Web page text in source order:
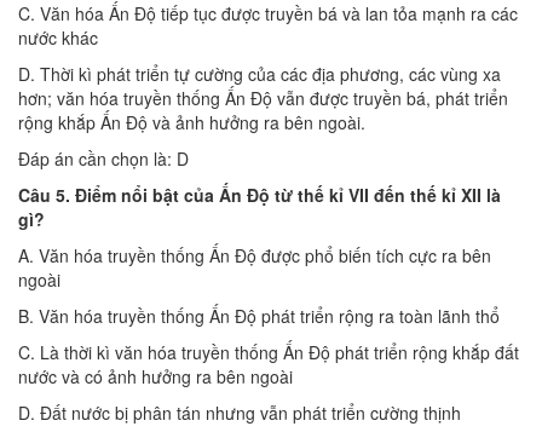
C. Văn hóa Ấn Độ tiếp tục được truyền bá và lan tỏa mạnh ra các
nước khác
D. Thời kì phát triển tự cường của các địa phương, các vùng xa
hơn; văn hóa truyền thống Ấn Độ vẫn được truyền bá, phát triển
rộng khắp Ấn Độ và ảnh hưởng ra bên ngoài.
Đáp án cần chọn là: D
Câu 5. Điểm nổi bật của Ấn Độ từ thế kỉ VII đến thế kỉ XII là
gì?
A. Văn hóa truyền thống Ấn Độ được phổ biến tích cực ra bên
ngoài
B. Văn hóa truyền thống Ấn Độ phát triển rộng ra toàn lãnh thổ
C. Là thời kì văn hóa truyền thống Ấn Độ phát triển rộng khắp đất
nước và có ảnh hưởng ra bên ngoài
D. Đất nước bị phân tán nhưng vẫn phát triển cường thịnh